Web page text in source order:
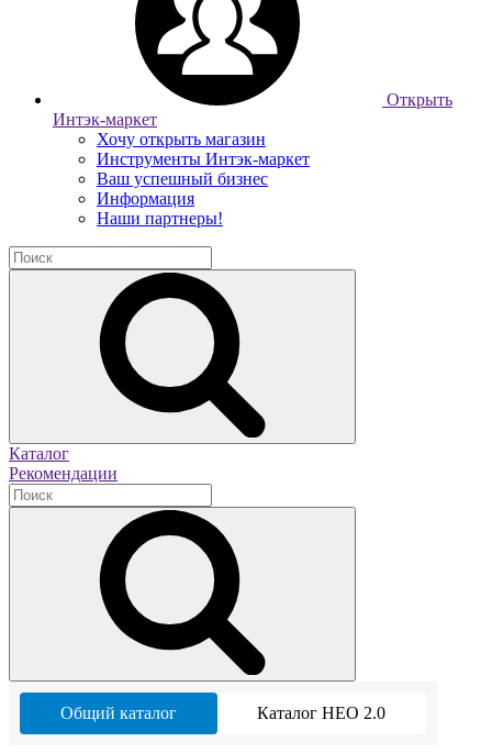
Открыть
Интэк-маркет
Хочу открыть магазин
Инструменты Интэк-маркет
Ваш успешный бизнес
Информация
Наши партнеры!
Каталог
Рекомендации
Общий каталог Каталог НЕО 2.0